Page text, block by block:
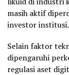
masih aktif
investor institusi.
Selain faktor
dipengaruhi
regulasi aset